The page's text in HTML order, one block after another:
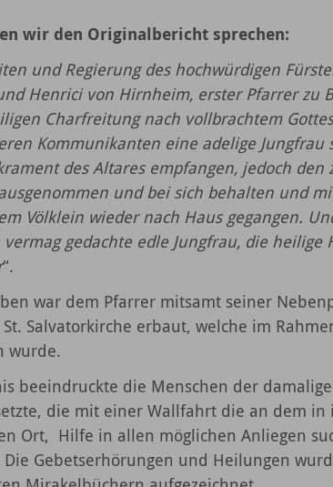
wir den Originalbericht sprechen:
und Regierung des hochwürdigen
Henrici von Hirnheim, erster Pfarrer zu
Charfreitung nach vollbrachtem
Kommunikanten eine adelige
des Altares empfangen, jedoch
und bei sich behalten und
Völklein wieder nach Haus gegangen.
vermag gedachte edle Jungfrau, die
“.
war dem Pfarrer mitsamt seiner
Salvatorkirche erbaut, welche im
wurde.
beeindruckte die Menschen der
die mit einer Wallfahrt die an dem in
Ort, Hilfe in allen möglichen Anliegen
Die Gebetserhörungen und Heilungen